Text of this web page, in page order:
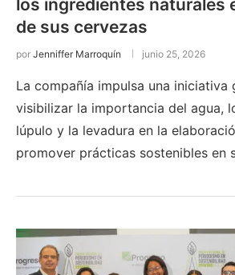
los ingredientes naturales
de sus cervezas
por Jenniffer Marroquín junio 25, 2026
La compañía impulsa una iniciativa
visibilizar la importancia del agua,
lúpulo y la levadura en la
promover prácticas sostenibles en